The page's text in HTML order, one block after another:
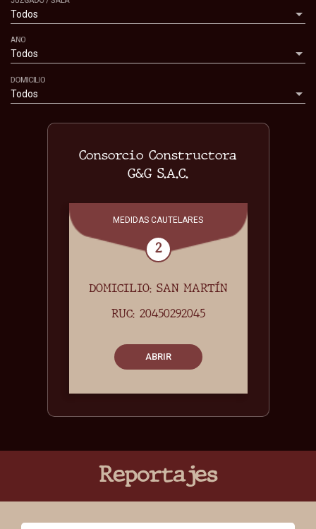
Todos
Todos
AÑO
Todos
DOMICILIO
Consorcio Constructora
G&G S.A.C.
MEDIDAS CAUTELARES
2
DOMICILIO: SAN MARTÍN
RUC: 20450292045
ABRIR
TRUNX S.A.C
Reportajes